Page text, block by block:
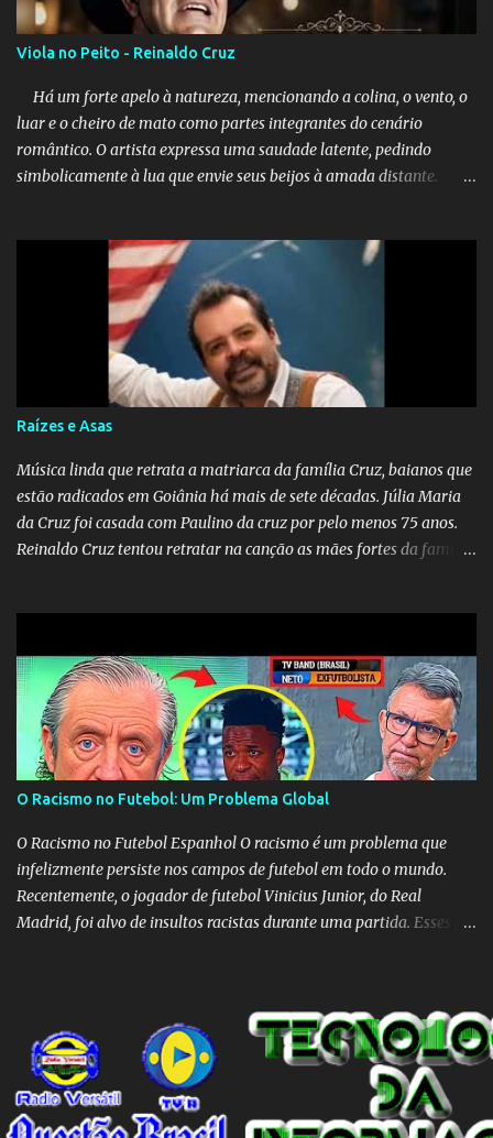
Viola no Peito - Reinaldo Cruz
Há um forte apelo à natureza, mencionando a colina, o vento, o
luar e o cheiro de mato como partes integrantes do cenário
romântico. O artista expressa uma saudade latente, pedindo
simbolicamente à lua que envie seus beijos à amada distante. A
destino. Reinaldo Cruz enfatiza que seu coração nasceu para ela e
que continuará esperando enquanto houver canções para entoar. A
obra conclui como uma promessa de fidelidade e esperança no
reencontro, unindo a tradição da viola com o sentimento universal
do amor. No geral, o vídeo apresenta uma narrativa lírica sobre a
persistência do afeto através do tempo e do espaço. YouTube
YouTube YouTube
Raízes e Asas
Música linda que retrata a matriarca da família Cruz, baianos que
estão radicados em Goiânia há mais de sete décadas. Júlia Maria
da Cruz foi casada com Paulino da cruz por pelo menos 75 anos.
Reinaldo Cruz tentou retratar na canção as mães fortes da família
O Racismo no Futebol: Um Problema Global
O Racismo no Futebol Espanhol O racismo é um problema que
infelizmente persiste nos campos de futebol em todo o mundo.
Recentemente, o jogador de futebol Vinicius Junior, do Real
Madrid, foi alvo de insultos racistas durante uma partida. Esses
futebol brasileiros foram convidados a comentar sobre o incidente
envolvendo Vinicius Junior. Eles afirmaram que embora o racismo
seja um problema global, é importante reconhecer que a Espanha
não é um país racista em si. No entanto, existem indivíduos racistas
em todas as partes do mundo, incluindo a Espanha. É essencial